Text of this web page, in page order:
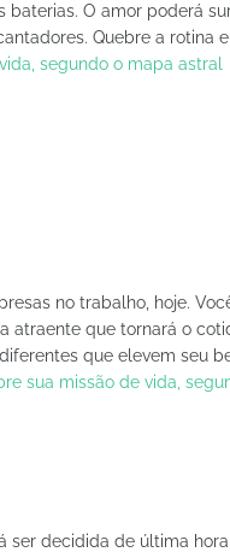
baterias. O amor poderá
Quebre a rotina
segundo o mapa astral
no trabalho, hoje.
atraente que tornará o
que elevem seu
sua missão de vida,
ser decidida de última